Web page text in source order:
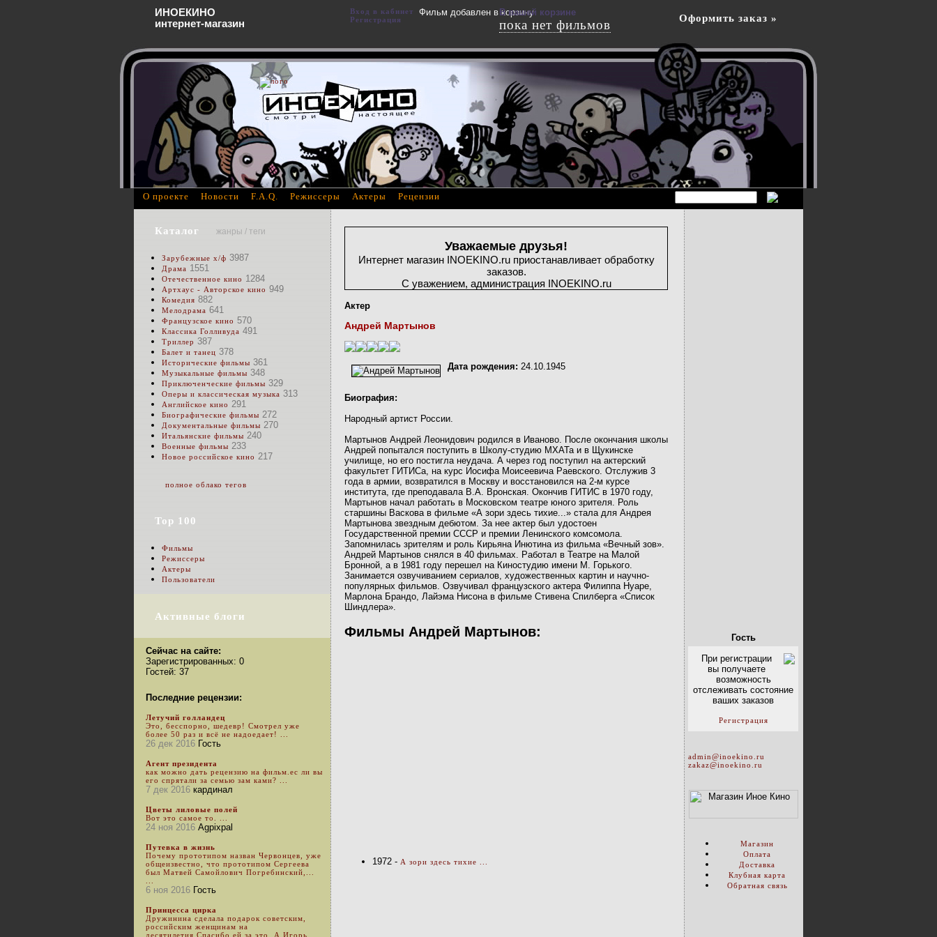
Уважаемые друзья!
Интернет магазин INOEKINO.ru приостанавливает обработку
заказов.
С уважением, администрация INOEKINO.ru
Актер
Андрей Мартынов
Дата рождения: 24.10.1945
Биография:
Народный артист России.
Мартынов Андрей Леонидович родился в Иваново. После окончания школы
Андрей попытался поступить в Школу-студию МХАТа и в Щукинске
училище, но его постигла неудача. А через год поступил на актерский
факультет ГИТИСа, на курс Иосифа Моисеевича Раевского. Отслужив 3
года в армии, возвратился в Москву и восстановился на 2-м курсе
института, где преподавала В.А. Вронская. Окончив ГИТИС в 1970 году,
Мартынов начал работать в Московском театре юного зрителя. Роль
старшины Васкова в фильме «А зори здесь тихие...» стала для Андрея
Мартынова звездным дебютом. За нее актер был удостоен
Государственной премии СССР и премии Ленинского комсомола.
Запомнилась зрителям и роль Кирьяна Инютина из фильма «Вечный зов».
Андрей Мартынов снялся в 40 фильмах. Работал в Театре на Малой
Бронной, а в 1981 году перешел на Киностудию имени М. Горького.
Занимается озвучиванием сериалов, художественных картин и научно-
популярных фильмов. Озвучивал французского актера Филиппа Нуаре,
Марлона Брандо, Лайэма Нисона в фильме Стивена Спилберга «Список
Шиндлера».
Фильмы Андрей Мартынов:
1972 - А зори здесь тихие ...
Каталог жанры / теги
Зарубежные х/ф 3987
Драма 1551
Отечественное кино 1284
Артхаус - Авторское кино 949
Комедия 882
Мелодрама 641
Французское кино 570
Классика Голливуда 491
Триллер 387
Балет и танец 378
Исторические фильмы 361
Музыкальные фильмы 348
Приключенческие фильмы 329
Оперы и классическая музыка 313
Английское кино 291
Биографические фильмы 272
Документальные фильмы 270
Итальянские фильмы 240
Военные фильмы 233
Новое российское кино 217
полное облако тегов
Top 100
Фильмы
Режиссеры
Актеры
Пользователи
Активные блоги
Сейчас на сайте:
Зарегистрированных: 0
Гостей: 37
Последние рецензии:
Летучий голландец
Это, бесспорно, шедевр! Смотрел уже
более 50 раз и всё не надоедает! ...
26 дек 2016 Гость
Агент президента
как можно дать рецензию на фильм.ес ли вы
его спрятали за семью зам ками? ...
7 дек 2016 кардинал
Цветы лиловые полей
Вот это самое то. ...
24 ноя 2016 Agpixpal
Путевка в жизнь
Почему прототипом назван Червонцев, уже
общеизвестно, что прототипом Сергеева
был Матвей Самойлович Погребинский,...
6 ноя 2016 Гость
Принцесса цирка
Дружинина сделала подарок советским,
российским женщинам на
десятилетия.Спасибо ей за это. А Игорь
Гость
При регистрации
вы получаете
возможность
отслеживать состояние
ваших заказов
Регистрация
admin@inoekino.ru
zakaz@inoekino.ru
Магазин
Оплата
Доставка
Клубная карта
Обратная связь
О проекте Новости F.A.Q. Режиссеры Актеры Рецензии
Фильм добавлен в корзину
ИНОЕКИНО
интернет-магазин
Вход в кабинет
Регистрация
В вашей корзине
пока нет фильмов Оформить заказ »